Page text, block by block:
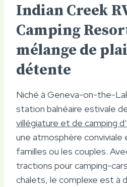
Indian Creek
Camping
mélange de
détente
Niché à Geneva-on-the-
station balnéaire estivale
villégiature et de camping
une atmosphère
familles ou les couples.
tractions pour camping-
chalets, le complexe est à